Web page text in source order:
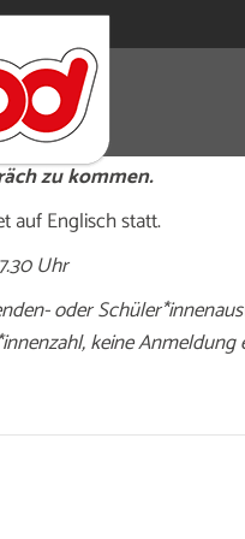
Eröffnung haben
„Jon Rafman.
zu kommen.
auf Englisch statt.
Uhr
oder
keine